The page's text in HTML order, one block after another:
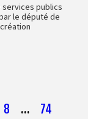
publics
le député de
8 … 74